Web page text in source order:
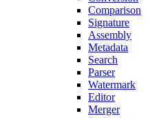
Comparison
Signature
Assembly
Metadata
Search
Parser
Watermark
Editor
Merger